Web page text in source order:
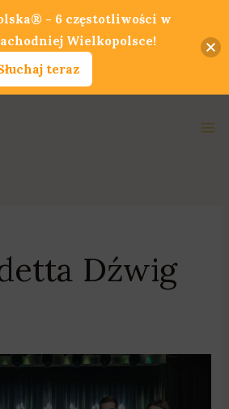
Dźwig
- 6 częstotliwości w
Wielkopolsce!
teraz